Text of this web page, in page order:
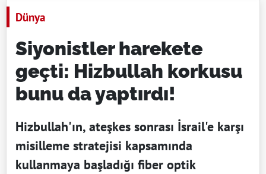
Dünya
Siyonistler harekete
geçti: Hizbullah korkusu
bunu da yaptırdı!
Hizbullah'ın, ateşkes sonrası İsrail'e karşı
misilleme stratejisi kapsamında
kullanmaya başladığı fiber optik